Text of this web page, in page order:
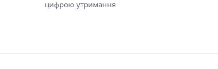
цифрою утримання.